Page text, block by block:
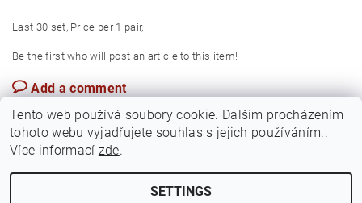
Last 30 set, Price per 1 pair,
Be the first who will post an article to this item!
Add a comment
Tento web používá soubory cookie. Dalším procházením
tohoto webu vyjadřujete souhlas s jejich používáním..
Více informací zde.
SETTINGS